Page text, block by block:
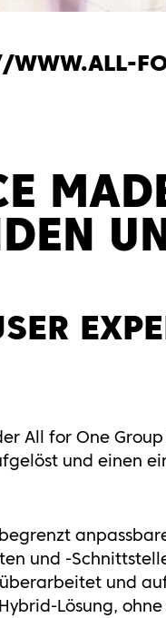
WWW.ALL-
All for One
und einen
und -
und
Lösung,